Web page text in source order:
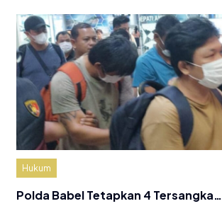
Hukum
Polda Babel Tetapkan 4 Tersangka…